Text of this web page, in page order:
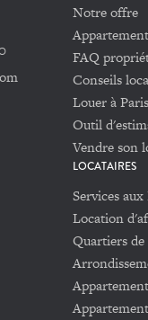
Notre offre
FAQ
Conseils
Louer à Paris
Outil
Vendre son
LOCATAIRES
Services
Location
Quartiers de